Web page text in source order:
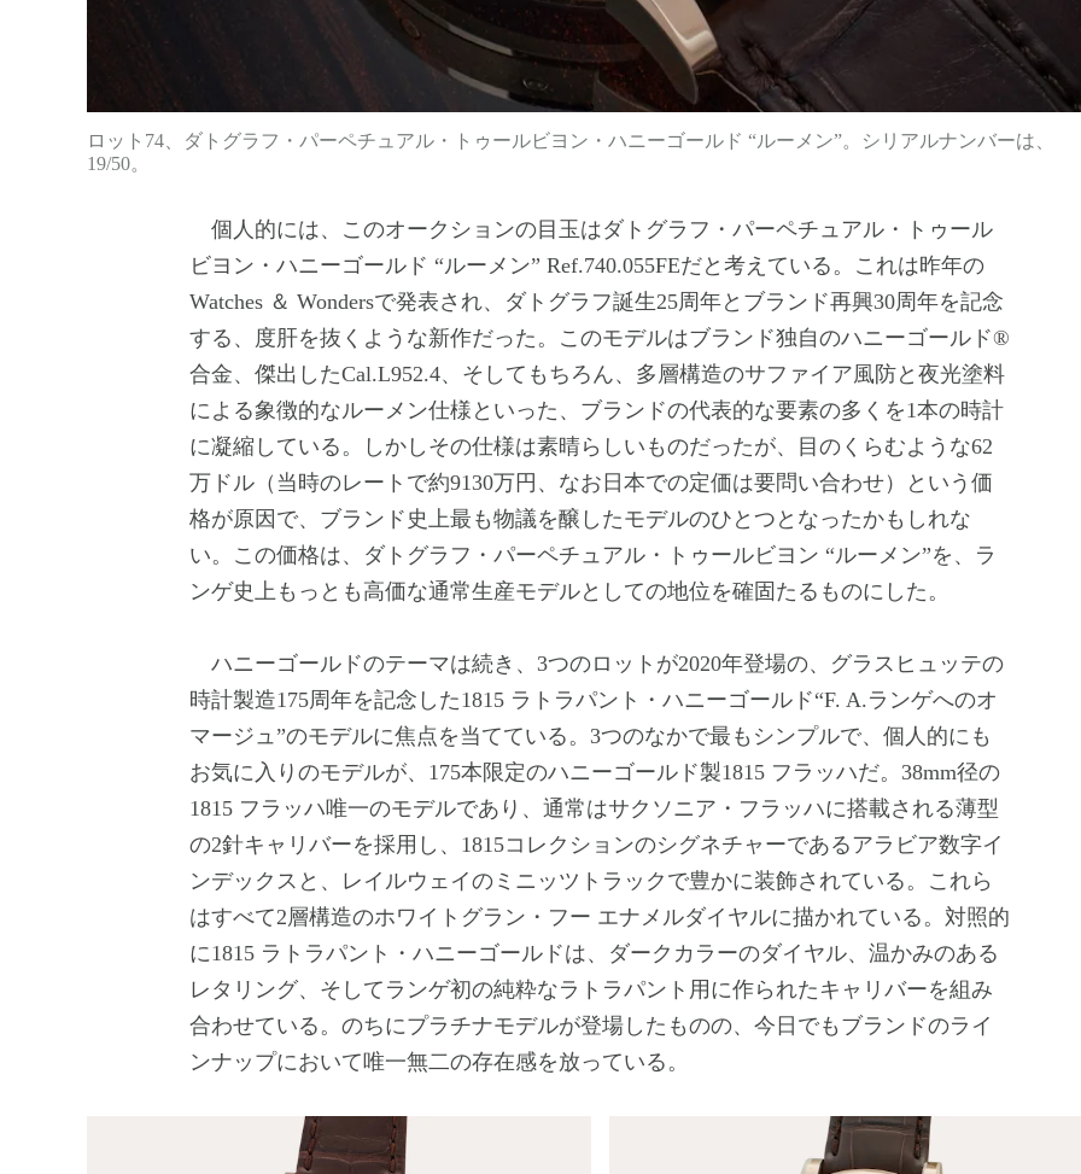
ロット74、ダトグラフ・パーペチュアル・トゥールビヨン・ハニーゴールド “ルーメン”。シリアルナンバーは、
19/50。
個人的には、このオークションの目玉はダトグラフ・パーペチュアル・トゥール
ビヨン・ハニーゴールド “ルーメン” Ref.740.055FEだと考えている。これは昨年の
Watches ＆ Wondersで発表され、ダトグラフ誕生25周年とブランド再興30周年を記念
する、度肝を抜くような新作だった。このモデルはブランド独自のハニーゴールド®
合金、傑出したCal.L952.4、そしてもちろん、多層構造のサファイア風防と夜光塗料
による象徴的なルーメン仕様といった、ブランドの代表的な要素の多くを1本の時計
に凝縮している。しかしその仕様は素晴らしいものだったが、目のくらむような62
万ドル（当時のレートで約9130万円、なお日本での定価は要問い合わせ）という価
格が原因で、ブランド史上最も物議を醸したモデルのひとつとなったかもしれな
い。この価格は、ダトグラフ・パーペチュアル・トゥールビヨン “ルーメン”を、ラ
ンゲ史上もっとも高価な通常生産モデルとしての地位を確固たるものにした。
ハニーゴールドのテーマは続き、3つのロットが2020年登場の、グラスヒュッテの
時計製造175周年を記念した1815 ラトラパント・ハニーゴールド“F. A.ランゲへのオ
マージュ”のモデルに焦点を当てている。3つのなかで最もシンプルで、個人的にも
お気に入りのモデルが、175本限定のハニーゴールド製1815 フラッハだ。38mm径の
1815 フラッハ唯一のモデルであり、通常はサクソニア・フラッハに搭載される薄型
の2針キャリバーを採用し、1815コレクションのシグネチャーであるアラビア数字イ
ンデックスと、レイルウェイのミニッツトラックで豊かに装飾されている。これら
はすべて2層構造のホワイトグラン・フー エナメルダイヤルに描かれている。対照的
に1815 ラトラパント・ハニーゴールドは、ダークカラーのダイヤル、温かみのある
レタリング、そしてランゲ初の純粋なラトラパント用に作られたキャリバーを組み
合わせている。のちにプラチナモデルが登場したものの、今日でもブランドのライ
ンナップにおいて唯一無二の存在感を放っている。